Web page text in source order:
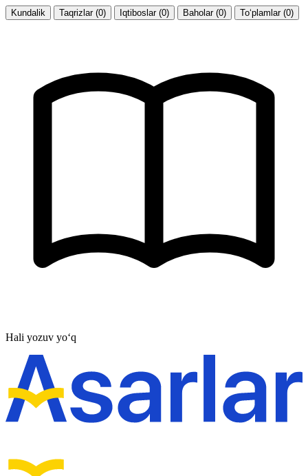
Kundalik Taqrizlar (0) Iqtiboslar (0) Baholar (0) To‘plamlar (0)
Hali yozuv yo‘q